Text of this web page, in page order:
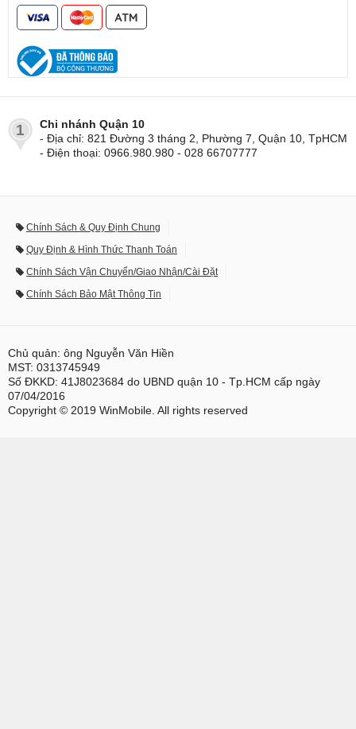
1
Chi nhánh Quận 10
- Địa chỉ: 821 Đường 3 tháng 2, Phường 7, Quận 10, TpHCM
- Điện thoại: 0966.980.980 - 028 66707777
Chính Sách & Quy Định Chung
Quy Định & Hình Thức Thanh Toán
Chính Sách Vận Chuyển/Giao Nhận/Cài Đặt
Chính Sách Bảo Mật Thông Tin
Chủ quản: ông Nguyễn Văn Hiền
MST: 0313745949
Số ĐKKD: 41J8023684 do UBND quận 10 - Tp.HCM cấp ngày
07/04/2016
Copyright © 2019 WinMobile. All rights reserved